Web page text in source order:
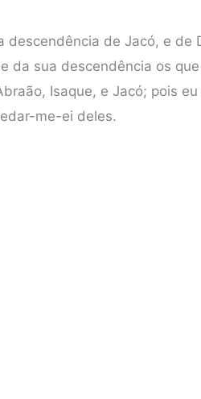
descendência de Jacó, e de
da sua descendência os
Isaque, e Jacó; pois
me-ei deles.